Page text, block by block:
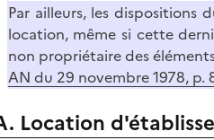
Par ailleurs, les
location, même si cette
non propriétaire des
AN du 29 novembre 1978, p.
Location